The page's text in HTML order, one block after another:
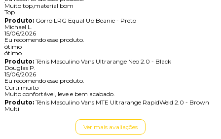
Muito top,material bom
Top
Produto:Gorro LRG Equal Up Beanie - Preto
Michael L.
15/06/2026
Eu recomendo esse produto.
ótimo
ótimo
Produto:Tênis Masculino Vans Ultrarange Neo 2.0 - Black
Douglas P.
15/06/2026
Eu recomendo esse produto.
Curti muito
Muito confortável, leve e bem acabado.
Produto:Tênis Masculino Vans MTE Ultrarange RapidWeld 2.0 - Brown
Multi
Ver mais avaliações